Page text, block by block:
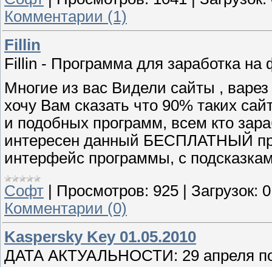
Комментарии (1)
Fillin
Fillin - Программа для заработка на
Многие из вас Видели сайты ,
хочу Вам сказать что 90% таких
и подобных программ, всем кто
интересен данный БЕСПЛАТНЫЙ
интерфейс программы, с
Софт | Просмотров: 925 | Загрузок: 0
Комментарии (0)
Kaspersky Key 01.05.2010
ДАТА АКТУАЛЬНОСТИ: 29 апреля